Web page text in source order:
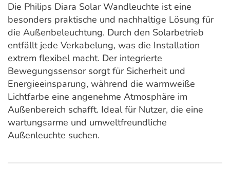
Die Philips Diara Solar Wandleuchte ist eine
besonders praktische und nachhaltige Lösung für
die Außenbeleuchtung. Durch den Solarbetrieb
entfällt jede Verkabelung, was die Installation
extrem flexibel macht. Der integrierte
Bewegungssensor sorgt für Sicherheit und
Energieeinsparung, während die warmweiße
Lichtfarbe eine angenehme Atmosphäre im
Außenbereich schafft. Ideal für Nutzer, die eine
wartungsarme und umweltfreundliche
Außenleuchte suchen.